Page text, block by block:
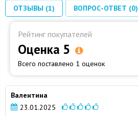
ОТЗЫВЫ (1) ВОПРОС-ОТВЕТ (0)
Рейтинг покупателей
Оценка 5
Всего поставлено 1 оценок
Валентина
23.01.2025